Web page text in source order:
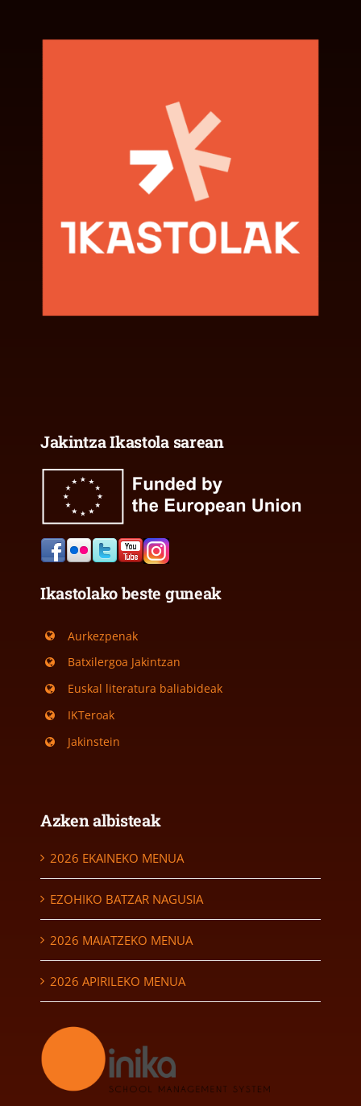
Jakintza Ikastola sarean
Ikastolako beste guneak
Aurkezpenak
Batxilergoa Jakintzan
Euskal literatura baliabideak
IKTeroak
Jakinstein
Azken albisteak
2026 EKAINEKO MENUA
EZOHIKO BATZAR NAGUSIA
2026 MAIATZEKO MENUA
2026 APIRILEKO MENUA